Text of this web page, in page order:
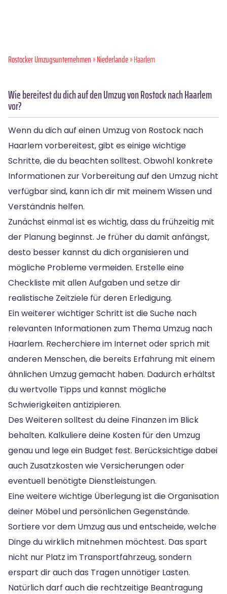
Rostocker Umzugsunternehmen»Niederlande» Haarlem
Wie bereitest du dich auf den Umzug von Rostock nach Haarlem
vor?
Wenn du dich auf einen Umzug von Rostock nach
Haarlem vorbereitest, gibt es einige wichtige
Schritte, die du beachten solltest. Obwohl konkrete
Informationen zur Vorbereitung auf den Umzug nicht
verfügbar sind, kann ich dir mit meinem Wissen und
Verständnis helfen.
Zunächst einmal ist es wichtig, dass du frühzeitig mit
der Planung beginnst. Je früher du damit anfängst,
desto besser kannst du dich organisieren und
mögliche Probleme vermeiden. Erstelle eine
Checkliste mit allen Aufgaben und setze dir
realistische Zeitziele für deren Erledigung.
Ein weiterer wichtiger Schritt ist die Suche nach
relevanten Informationen zum Thema Umzug nach
Haarlem. Recherchiere im Internet oder sprich mit
anderen Menschen, die bereits Erfahrung mit einem
ähnlichen Umzug gemacht haben. Dadurch erhältst
du wertvolle Tipps und kannst mögliche
Schwierigkeiten antizipieren.
Des Weiteren solltest du deine Finanzen im Blick
behalten. Kalkuliere deine Kosten für den Umzug
genau und lege ein Budget fest. Berücksichtige dabei
auch Zusatzkosten wie Versicherungen oder
eventuell benötigte Dienstleistungen.
Eine weitere wichtige Überlegung ist die Organisation
deiner Möbel und persönlichen Gegenstände.
Sortiere vor dem Umzug aus und entscheide, welche
Dinge du wirklich mitnehmen möchtest. Das spart
nicht nur Platz im Transportfahrzeug, sondern
erspart dir auch das Tragen unnötiger Lasten.
Natürlich darf auch die rechtzeitige Beantragung